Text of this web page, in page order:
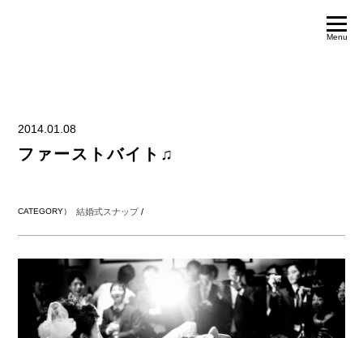
Menu
2014.01.08
ファーストバイト♫
CATEGORY）結婚式スナップ/